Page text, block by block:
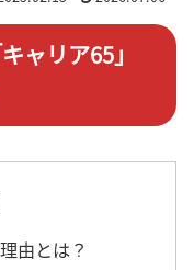
ャリア65」
由とは？